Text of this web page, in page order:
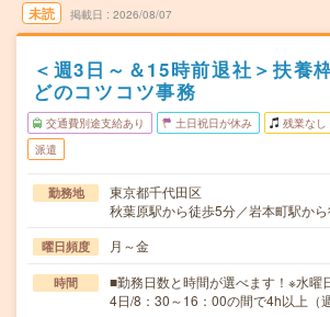
未読 掲載日 2026/08/07
＜週3日～＆15時前退社＞扶養
どのコツコツ事務
交通費別途支給あり 土日祝日が休み 残業なし
派遣
勤務地
東京都千代田区
秋葉原駅から徒歩5分／岩本町駅か
曜日頻度 月～金
時間
■勤務日数と時間が選べます！※水曜
4日/8：30～16：00の間で4h以上（